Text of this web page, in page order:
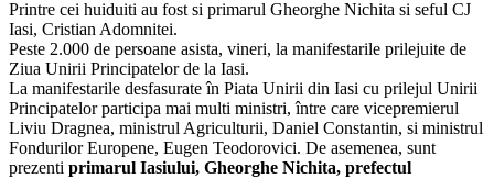
Printre cei huiduiti au fost si primarul Gheorghe Nichita si seful CJ
Iasi, Cristian Adomnitei.
Peste 2.000 de persoane asista, vineri, la manifestarile prilejuite de
Ziua Unirii Principatelor de la Iasi.
La manifestarile desfasurate în Piata Unirii din Iasi cu prilejul Unirii
Principatelor participa mai multi ministri, între care vicepremierul
Liviu Dragnea, ministrul Agriculturii, Daniel Constantin, si ministrul
Fondurilor Europene, Eugen Teodorovici. De asemenea, sunt
prezenti primarul Iasiului, Gheorghe Nichita, prefectul